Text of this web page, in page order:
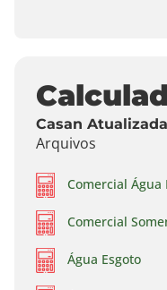
Casan
Arquivos
Comercial Água
Comercial
Água Esgoto